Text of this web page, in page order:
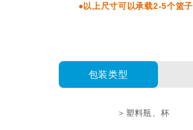
●以上尺寸可以承载2-5个篮子
包装类型
＞塑料瓶、杯